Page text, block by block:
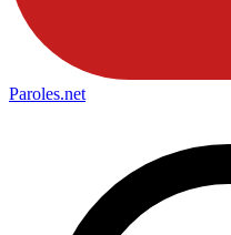
Paroles.net